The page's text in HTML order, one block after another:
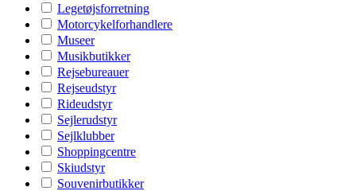
Legetøjsforretning
Motorcykelforhandlere
Museer
Musikbutikker
Rejsebureauer
Rejseudstyr
Rideudstyr
Sejlerudstyr
Sejlklubber
Shoppingcentre
Skiudstyr
Souvenirbutikker